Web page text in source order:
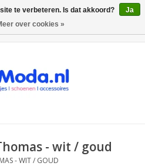
- wit / goud
- WIT / GOUD
te verbeteren. Is dat akkoord?
Ja
over cookies »